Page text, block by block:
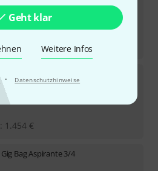
Geht klar
Weitere Infos
· Datenschutzhinweise
605
Cello Case RD/BK
1.454 €
Gig Bag Aspirante 3/4